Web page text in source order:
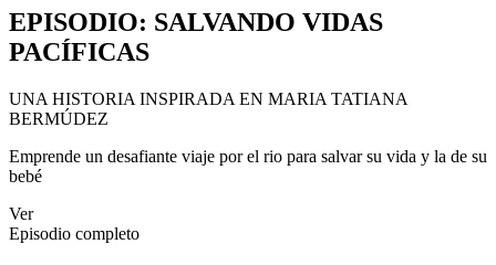
EPISODIO: SALVANDO VIDAS
PACÍFICAS
UNA HISTORIA INSPIRADA EN MARIA TATIANA
BERMÚDEZ
Emprende un desafiante viaje por el rio para salvar su vida y la de su
bebé
Ver
Episodio completo